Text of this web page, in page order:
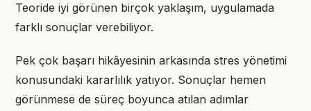
Teoride iyi görünen birçok yaklaşım, uygulamada
farklı sonuçlar verebiliyor.
Pek çok başarı hikâyesinin arkasında stres yönetimi
konusundaki kararlılık yatıyor. Sonuçlar hemen
görünmese de süreç boyunca atılan adımlar